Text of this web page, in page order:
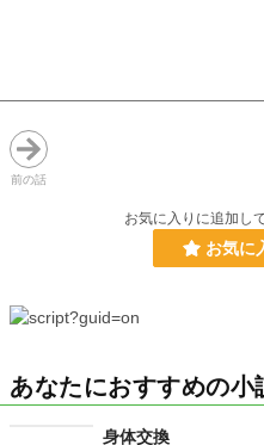
前の話
お気に入りに追加し
お気に
あなたにおすすめの小
身体交換